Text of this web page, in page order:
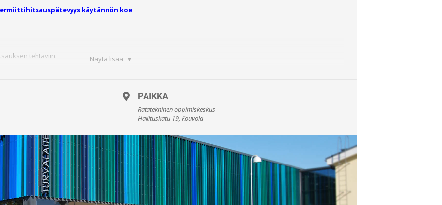
Näytä lisää
käytännön koe
tehtäviin.
PAIKKA
Ratatekninen oppimiskeskus
Hallituskatu 19, Kouvola